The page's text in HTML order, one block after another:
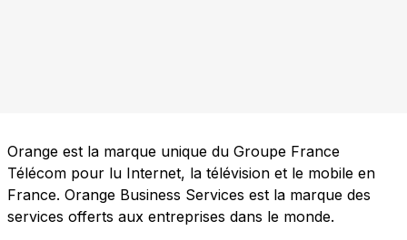
Orange est la marque unique du Groupe France
Télécom pour lu Internet, la télévision et le mobile en
France. Orange Business Services est la marque des
services offerts aux entreprises dans le monde.